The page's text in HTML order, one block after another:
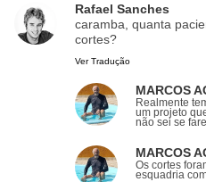
Rafael Sanches
caramba, quanta
cortes?
Ver Tradução
MARCOS
Realmente
um projeto
não sei se
MARCOS
Os cortes
esquadria